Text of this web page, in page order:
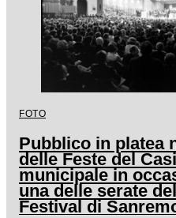
FOTO
Pubblico in platea
delle Feste del
municipale in
una delle serate
Festival di